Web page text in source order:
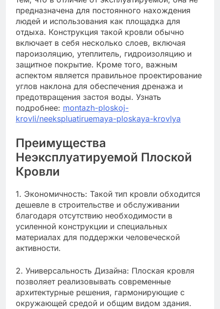
предназначена для постоянного нахождения
людей и использования как площадка для
отдыха. Конструкция такой кровли обычно
включает в себя несколько слоев, включая
пароизоляцию, утеплитель, гидроизоляцию и
защитное покрытие. Кроме того, важным
аспектом является правильное проектирование
углов наклона для обеспечения дренажа и
предотвращения застоя воды. Узнать
подробнее: montazh-ploskoj-
krovli/neekspluatiruemaya-ploskaya-krovlya
Преимущества
Неэксплуатируемой Плоской
Кровли
1. Экономичность: Такой тип кровли обходится
дешевле в строительстве и обслуживании
благодаря отсутствию необходимости в
усиленной конструкции и специальных
материалах для поддержки человеческой
активности.
2. Универсальность Дизайна: Плоская кровля
позволяет реализовывать современные
архитектурные решения, гармонирующие с
окружающей средой и общим видом здания.